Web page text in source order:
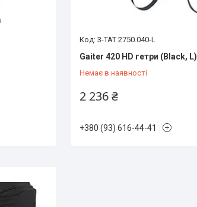
3-TAT 2750.040-L
Gaiter 420 HD гетри (Black, L)
Немає в наявності
2 236 ₴
+380 (93) 616-44-41